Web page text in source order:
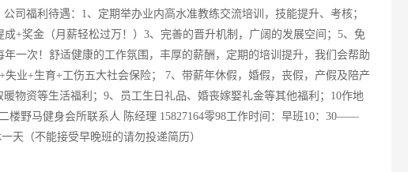
司福利待遇：1、定期举办业内高水准教练交流培训，技能提升、考核；
+奖金（月薪轻松过万！）3、完善的晋升机制，广阔的发展空间；5、免
一次！舒适健康的工作氛围，丰厚的薪酬，定期的培训提升，我们会帮助
业+生育+工伤五大社会保险； 7、带薪年休假，婚假，丧假，产假及陪产
物资等生活福利；9、员工生日礼品、婚丧嫁娶礼金等其他福利；10作地
楼野马健身会所联系人 陈经理 15827164零98工作时间：早班10：30——
天（不能接受早晚班的请勿投递简历）